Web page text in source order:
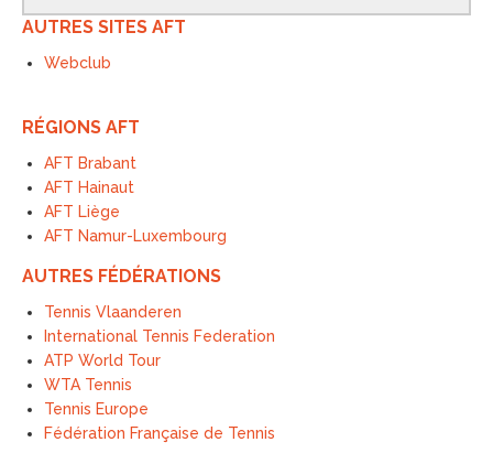
AUTRES SITES AFT
Webclub
RÉGIONS AFT
AFT Brabant
AFT Hainaut
AFT Liège
AFT Namur-Luxembourg
AUTRES FÉDÉRATIONS
Tennis Vlaanderen
International Tennis Federation
ATP World Tour
WTA Tennis
Tennis Europe
Fédération Française de Tennis